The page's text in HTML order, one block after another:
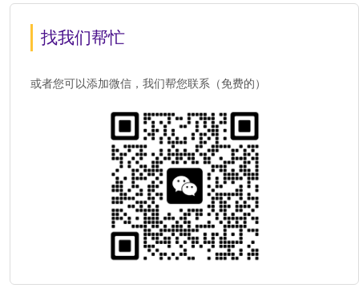
找我们帮忙
或者您可以添加微信，我们帮您联系（免费的）